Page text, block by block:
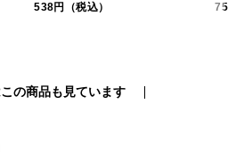
538円（税込）
の商品も見ています